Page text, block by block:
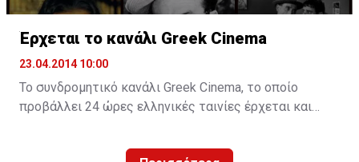
Έρχεται το κανάλι Greek Cinema
23.04.2014 10:00
Το συνδρομητικό κανάλι Greek Cinema, το οποίο
προβάλλει 24 ώρες ελληνικές ταινίες έρχεται και